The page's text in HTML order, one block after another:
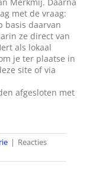
Merkmij. Daarna
met de vraag:
basis daarvan
ze direct van
als lokaal
je ter plaatse in
site of via
afgesloten met
| Reacties